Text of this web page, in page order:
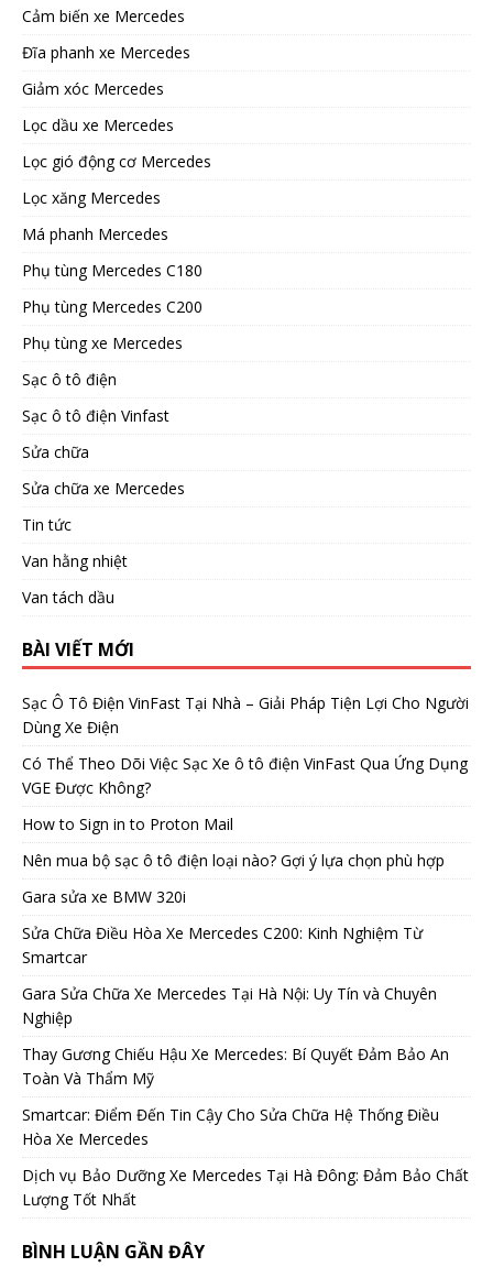
Cảm biến xe Mercedes
Đĩa phanh xe Mercedes
Giảm xóc Mercedes
Lọc dầu xe Mercedes
Lọc gió động cơ Mercedes
Lọc xăng Mercedes
Má phanh Mercedes
Phụ tùng Mercedes C180
Phụ tùng Mercedes C200
Phụ tùng xe Mercedes
Sạc ô tô điện
Sạc ô tô điện Vinfast
Sửa chữa
Sửa chữa xe Mercedes
Tin tức
Van hằng nhiệt
Van tách dầu
BÀI VIẾT MỚI
Sạc Ô Tô Điện VinFast Tại Nhà – Giải Pháp Tiện Lợi Cho Người
Dùng Xe Điện
Có Thể Theo Dõi Việc Sạc Xe ô tô điện VinFast Qua Ứng Dụng
VGE Được Không?
How to Sign in to Proton Mail
Nên mua bộ sạc ô tô điện loại nào? Gợi ý lựa chọn phù hợp
Gara sửa xe BMW 320i
Sửa Chữa Điều Hòa Xe Mercedes C200: Kinh Nghiệm Từ
Smartcar
Gara Sửa Chữa Xe Mercedes Tại Hà Nội: Uy Tín và Chuyên
Nghiệp
Thay Gương Chiếu Hậu Xe Mercedes: Bí Quyết Đảm Bảo An
Toàn Và Thẩm Mỹ
Smartcar: Điểm Đến Tin Cậy Cho Sửa Chữa Hệ Thống Điều
Hòa Xe Mercedes
Dịch vụ Bảo Dưỡng Xe Mercedes Tại Hà Đông: Đảm Bảo Chất
Lượng Tốt Nhất
BÌNH LUẬN GẦN ĐÂY